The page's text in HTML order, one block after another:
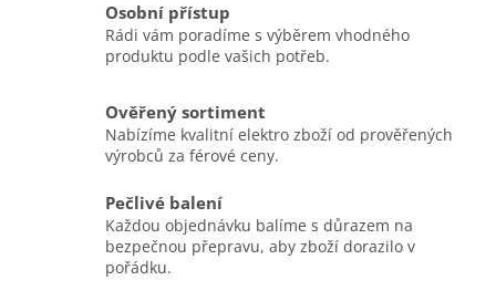
Osobní přístup
Rádi vám poradíme s výběrem vhodného
produktu podle vašich potřeb.
Ověřený sortiment
Nabízíme kvalitní elektro zboží od prověřených
výrobců za férové ceny.
Pečlivé balení
Každou objednávku balíme s důrazem na
bezpečnou přepravu, aby zboží dorazilo v
pořádku.